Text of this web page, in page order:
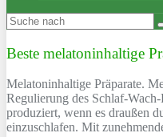
Beste melatoninhaltige
Melatoninhaltige Präparate.
Regulierung des Schlaf-
produziert, wenn es draußen
einzuschlafen. Mit